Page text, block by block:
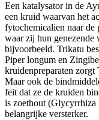
Een katalysator in de
een kruid waarvan het
fytochemicalien naar de
waar zij hun
bijvoorbeeld. Trikatu
Piper longum en
kruidenpreparaten zorgt
Maar ook de
feit dat ze de kruiden
is zoethout (Glycyrrhiza
belangrijke versterker.